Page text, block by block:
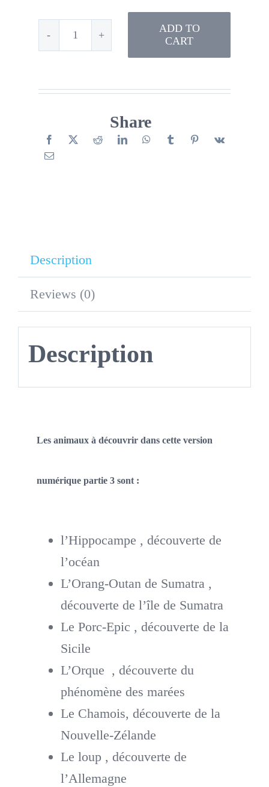
L’avent
Edition
ADD TO
CART
Share
Description
Reviews (0)
Description
Les animaux à découvrir dans cette version
numérique partie 3 sont :
l’Hippocampe , découverte de
l’océan
L’Orang-Outan de Sumatra ,
découverte de l’île de Sumatra
Le Porc-Epic , découverte de la
Sicile
L’Orque , découverte du
phénomène des marées
Le Chamois, découverte de la
Nouvelle-Zélande
Le loup , découverte de
l’Allemagne